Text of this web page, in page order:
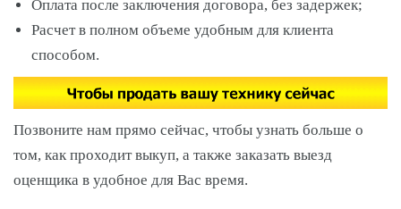
Оплата после заключения договора, без задержек;
Расчет в полном объеме удобным для клиента
способом.
Позвоните нам прямо сейчас, чтобы узнать больше о
том, как проходит выкуп, а также заказать выезд
оценщика в удобное для Вас время.